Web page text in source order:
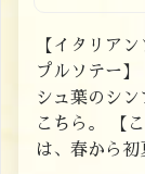
【イタリア
プルソテー
シュ葉のシン
こちら。 【
は、春から初